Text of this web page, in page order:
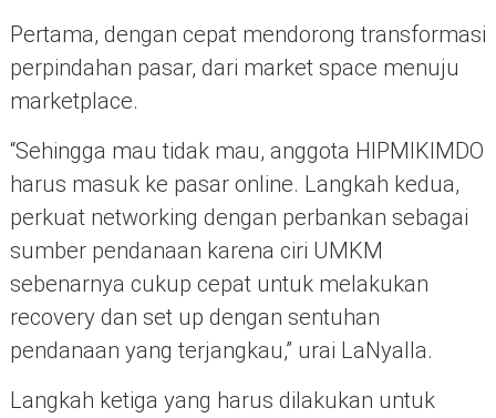
Pertama, dengan cepat mendorong transformasi
perpindahan pasar, dari market space menuju
marketplace.
“Sehingga mau tidak mau, anggota HIPMIKIMDO
harus masuk ke pasar online. Langkah kedua,
perkuat networking dengan perbankan sebagai
sumber pendanaan karena ciri UMKM
sebenarnya cukup cepat untuk melakukan
recovery dan set up dengan sentuhan
pendanaan yang terjangkau,” urai LaNyalla.
Langkah ketiga yang harus dilakukan untuk